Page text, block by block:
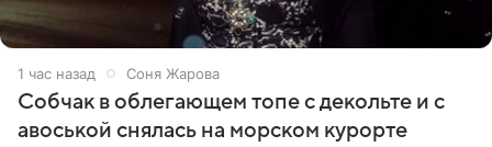
1 час назад Соня Жарова
Собчак в облегающем топе с декольте и с
авоськой снялась на морском курорте